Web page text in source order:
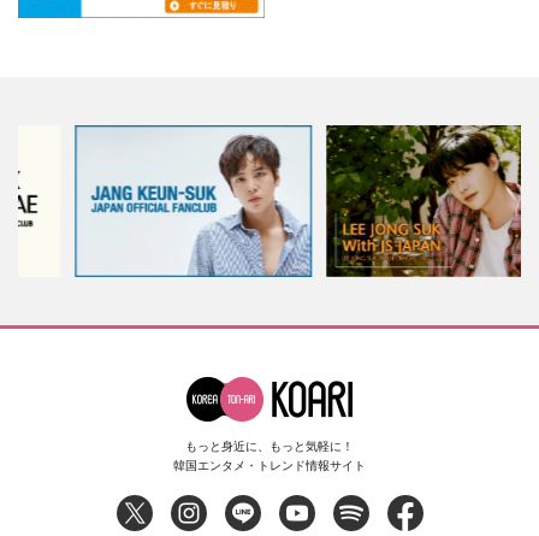
もっと身近に、もっと気軽に！
韓国エンタメ・トレンド情報サイト